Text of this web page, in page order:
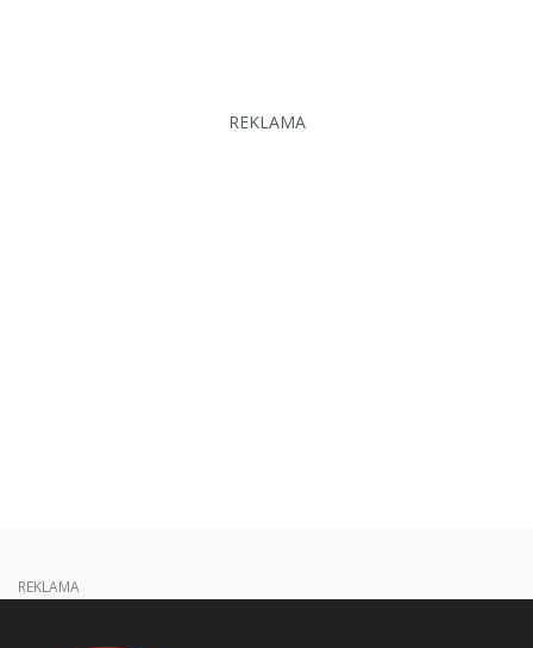
REKLAMA
REKLAMA